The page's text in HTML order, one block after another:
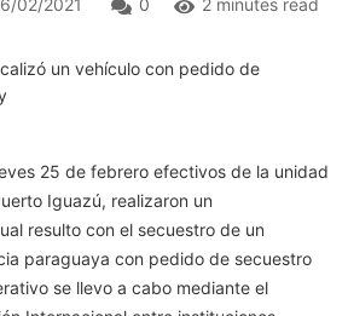
02/2021 0 2 minutes read
25 de febrero efectivos de la unidad
Iguazú, realizaron un
resulto con el secuestro de un
paraguaya con pedido de secuestro
se llevo a cabo mediante el